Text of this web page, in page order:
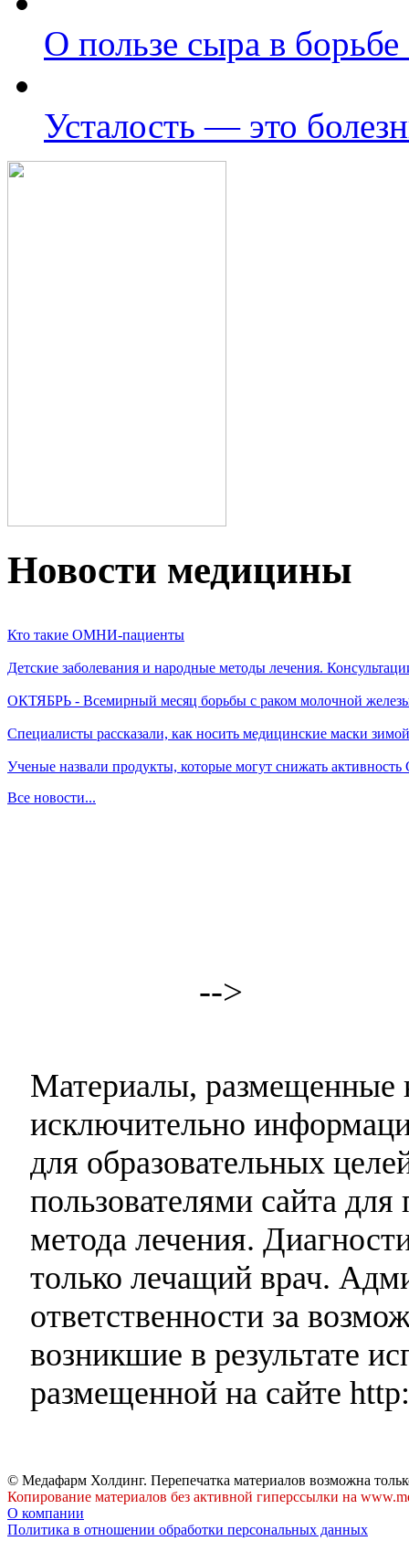
О пользе сыра в
Усталость — это
Новости медицины
Кто такие ОМНИ-пациенты
Детские заболевания и народные методы лечения.
ОКТЯБРЬ - Всемирный месяц борьбы с раком молочной
Специалисты рассказали, как носить медицинские маски зимой
Ученые назвали продукты, которые могут снижать
Все новости...
-->
Материалы, размещенные
исключительно
для образовательных
пользователями сайта
метода лечения.
только лечащий врач.
ответственности за
возникшие в результате
размещенной на сайте
© Медафарм Холдинг. Перепечатка материалов возможна
Копирование материалов без активной гиперссылки на
О компании
Политика в отношении обработки персональных данных